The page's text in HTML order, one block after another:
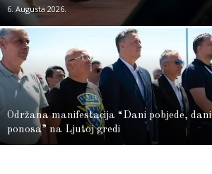
6. Augusta 2026.
Održana manifestacija “Dani pobjede, dani
ponosa” na Ljutoj gredi